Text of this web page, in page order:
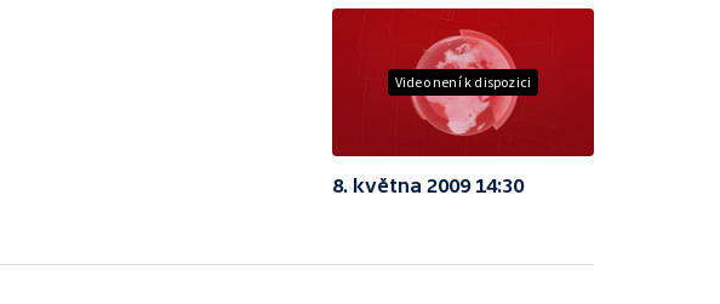
Video není k dispozici
8. května 2009 14:30